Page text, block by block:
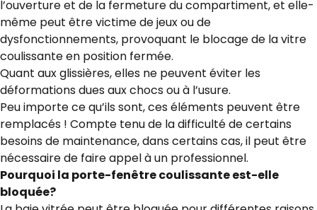
l’ouverture et de la fermeture du compartiment, et elle-
même peut être victime de jeux ou de
dysfonctionnements, provoquant le blocage de la vitre
coulissante en position fermée.
Quant aux glissières, elles ne peuvent éviter les
déformations dues aux chocs ou à l’usure.
Peu importe ce qu’ils sont, ces éléments peuvent être
remplacés ! Compte tenu de la difficulté de certains
besoins de maintenance, dans certains cas, il peut être
nécessaire de faire appel à un professionnel.
Pourquoi la porte-fenêtre coulissante est-elle
bloquée?